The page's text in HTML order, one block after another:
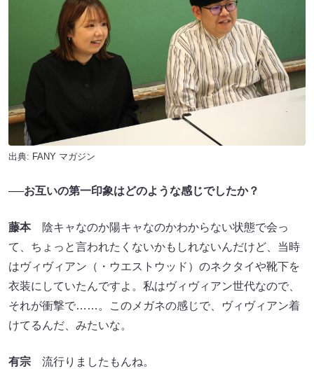
出典: FANY マガジン
──お互いの第一印象はどのような感じでしたか？
藤本陰キャなのか陽キャなのかわからない状態で会っ
て、ちょっと言われたくないかもしれないんだけど、当時
はヴィヴィアン（・ウエストウッド）のネクタイや靴下を
衣装にしていたんですよ。私はヴィヴィアン世代なので、
それが衝撃で……。このメガネの感じで、ヴィヴィアン着
けてるんだ、みたいな。
有宗 流行りましたもんね。